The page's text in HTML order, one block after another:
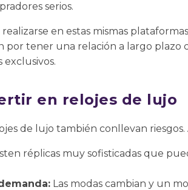
serios.
en estas mismas
por tener una relación a largo plazo
exclusivos.
en relojes de lujo
de lujo también conllevan
réplicas muy sofisticadas que
Las modas cambian y un